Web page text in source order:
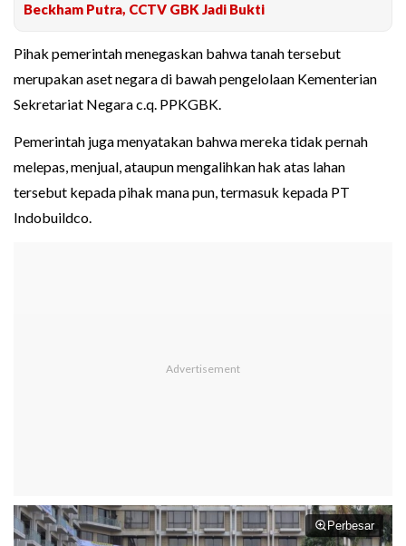
Beckham Putra, CCTV GBK Jadi Bukti
Pihak pemerintah menegaskan bahwa tanah tersebut
merupakan aset negara di bawah pengelolaan Kementerian
Sekretariat Negara c.q. PPKGBK.
Pemerintah juga menyatakan bahwa mereka tidak pernah
melepas, menjual, ataupun mengalihkan hak atas lahan
tersebut kepada pihak mana pun, termasuk kepada PT
Indobuildco.
Perbesar